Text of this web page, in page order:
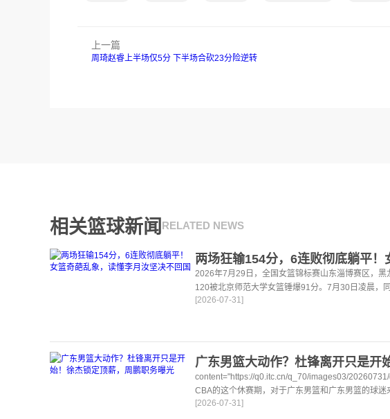
上一篇
周琦赵睿上半场仅5分 下半场合砍23分险逆转
相关篮球新闻 RELATED NEWS
2026年7月29日，全国女篮锦标赛山东淄博赛区，黑
120被北京师范大学女篮锤爆91分。7月30日凌晨，
龙江女篮43比106再输山东赤水河酒63分
[2026-07-31]
content="https://q0.itc.cn/q_70/images03/
CBA的这个休赛期，对于广东男篮和广东男篮的球迷
[2026-07-31]